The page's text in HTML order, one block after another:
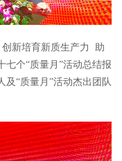
新培育新质生产力 助
七个“质量月”活动总结报
“质量月”活动杰出团队